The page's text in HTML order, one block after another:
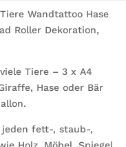
Wandtattoo Hase
Roller Dekoration,
Tiere – 3 x A4
Hase oder Bär
jeden fett-, staub-,